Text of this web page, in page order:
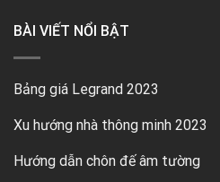
BÀI VIẾT NỔI BẬT
Bảng giá Legrand 2023
Xu hướng nhà thông minh 2023
Hướng dẫn chôn đế âm tường